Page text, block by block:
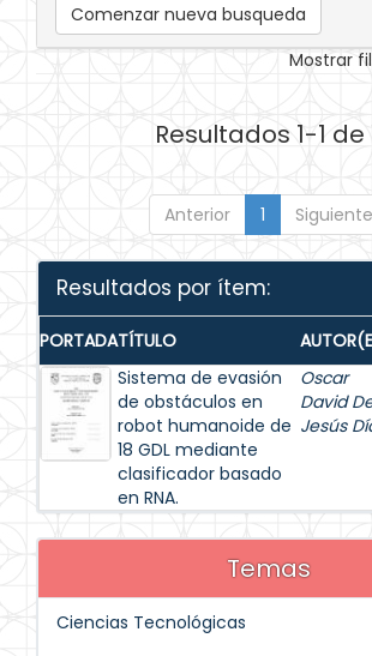
Comenzar nueva busqueda
Mostrar
Resultados 1-1 de
Anterior 1 Siguiente
Resultados por ítem:
PORTADATÍTULO
Sistema de evasión
de obstáculos en
robot humanoide de
18 GDL mediante
clasificador basado
en RNA.
Oscar
David
Jesús
Temas
Ciencias Tecnológicas